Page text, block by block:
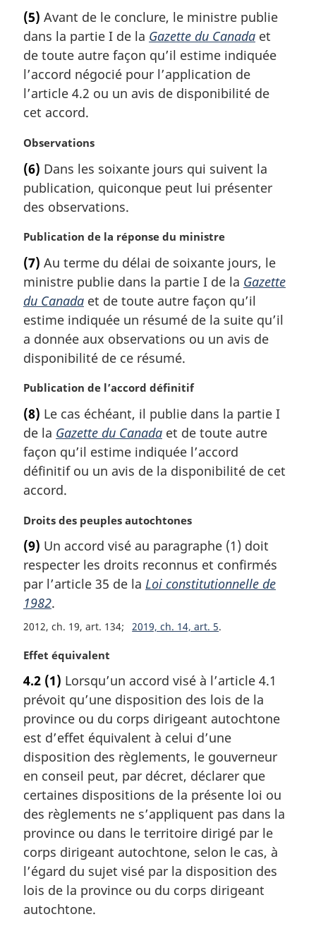
i
n
a
l
e
:
t
e
m
a
g
i
a
l
e
:
(5) Avant de le conclure, le ministre publie
dans la partie I de la Gazette du Canada et
de toute autre façon qu’il estime indiquée
l’accord négocié pour l’application de
l’article 4.2 ou un avis de disponibilité de
cet accord.
N
t
e
m
r
i
n
a
e
:
Observations
(6) Dans les soixante jours qui suivent la
publication, quiconque peut lui présenter
des observations.
N
t
e
m
a
g
i
a
l
e
:
Publication de la réponse du ministre
(7) Au terme du délai de soixante jours, le
ministre publie dans la partie I de la Gazette
du Canada et de toute autre façon qu’il
estime indiquée un résumé de la suite qu’il
a donnée aux observations ou un avis de
disponibilité de ce résumé.
N
t
e
m
a
g
n
a
e
:
Publication de l’accord définitif
(8) Le cas échéant, il publie dans la partie I
de la Gazette du Canada et de toute autre
façon qu’il estime indiquée l’accord
définitif ou un avis de la disponibilité de cet
accord.
N
t
e
m
a
r
g
n
a
e
:
Droits des peuples autochtones
(9) Un accord visé au paragraphe (1) doit
respecter les droits reconnus et confirmés
par l’article 35 de la Loi constitutionnelle de
1982.
2012, ch. 19, art. 134 2019, ch. 14, art. 5
N
t
e
m
a
g
i
n
a
e
:
Effet équivalent
4.2 (1) Lorsqu’un accord visé à l’article 4.1
prévoit qu’une disposition des lois de la
province ou du corps dirigeant autochtone
est d’effet équivalent à celui d’une
disposition des règlements, le gouverneur
en conseil peut, par décret, déclarer que
certaines dispositions de la présente loi ou
des règlements ne s’appliquent pas dans la
province ou dans le territoire dirigé par le
corps dirigeant autochtone, selon le cas, à
l’égard du sujet visé par la disposition des
lois de la province ou du corps dirigeant
autochtone.